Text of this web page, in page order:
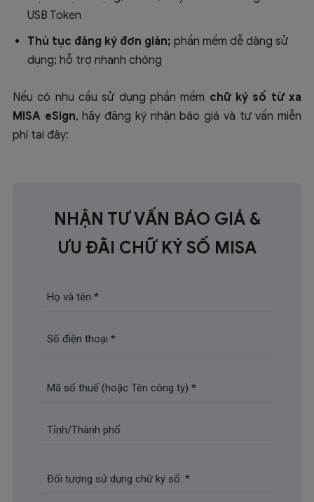
USB Token
Thủ tục đăng ký đơn giản; phần mềm dễ dàng sử
dụng; hỗ trợ nhanh chóng
Nếu có nhu cầu sử dụng phần mềm chữ ký số từ xa
MISA eSign, hãy đăng ký nhận báo giá và tư vấn miễn
phí tại đây:
NHẬN TƯ VẤN BÁO GIÁ &
ƯU ĐÃI CHỮ KÝ SỐ MISA